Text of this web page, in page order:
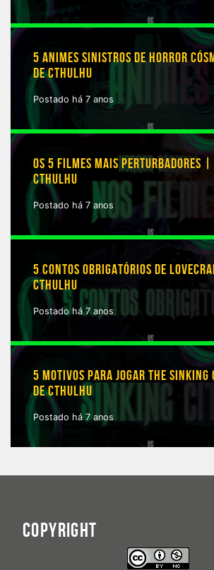
5 ANIMES SINISTROS DE HORROR
DE CTHULHU
Postado há 7 anos
OS 5 FILMES MAIS PERTURBADORES
CTHULHU
Postado há 7 anos
5 CONTOS OBRIGATÓRIOS DE
CTHULHU
Postado há 7 anos
5 MOTIVOS PARA JOGAR THE
DE CTHULHU
Postado há 7 anos
COPYRIGHT